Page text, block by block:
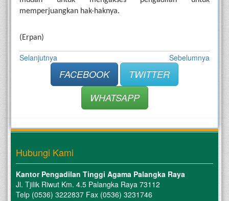
memperjuangkan hak-haknya.
(Erpan)
Selanjutnya Sebelumnya
FACEBOOK
TWITTER
WHATSAPP
Hubungi Kami
Kantor Pengadilan Tinggi Agama Palangka Raya
Jl. Tjilik Riwut Km. 4.5 Palangka Raya 73112
Telp (0536) 3222837 Fax (0536) 3231746